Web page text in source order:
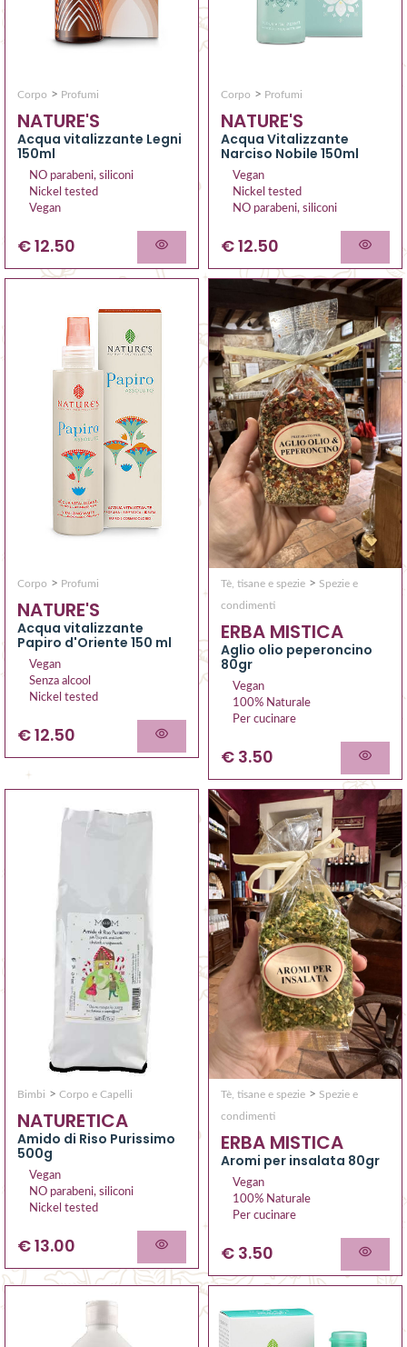
Corpo > Profumi
NATURE'S
Acqua vitalizzante Legni
150ml
NO parabeni, siliconi
Nickel tested
Vegan
€ 12.50
Corpo > Profumi
NATURE'S
Acqua Vitalizzante
Narciso Nobile 150ml
Vegan
Nickel tested
NO parabeni, siliconi
€ 12.50
Corpo > Profumi
NATURE'S
Acqua vitalizzante
Papiro d'Oriente 150 ml
Vegan
Senza alcool
Nickel tested
€ 12.50
Tè, tisane e spezie > Spezie e
condimenti
ERBA MISTICA
Aglio olio peperoncino
80gr
Vegan
100% Naturale
Per cucinare
€ 3.50
Bimbi > Corpo e Capelli
NATURETICA
Amido di Riso Purissimo
500g
Vegan
NO parabeni, siliconi
Nickel tested
€ 13.00
Tè, tisane e spezie > Spezie e
condimenti
ERBA MISTICA
Aromi per insalata 80gr
Vegan
100% Naturale
Per cucinare
€ 3.50